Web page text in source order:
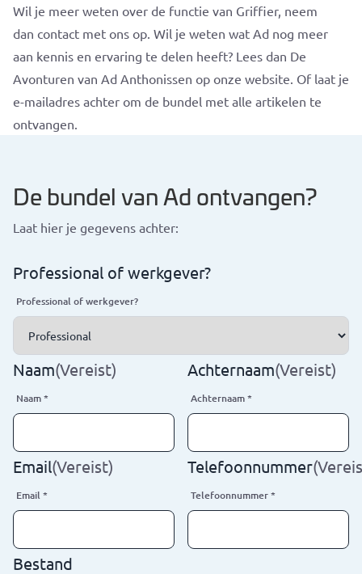
Wil je meer weten over de functie van Griffier, neem
dan contact met ons op. Wil je weten wat Ad nog meer
aan kennis en ervaring te delen heeft? Lees dan De
Avonturen van Ad Anthonissen op onze website. Of laat je
e-mailadres achter om de bundel met alle artikelen te
ontvangen.
De bundel van Ad ontvangen?
Laat hier je gegevens achter:
Professional of werkgever?
Professional of werkgever?
Naam(Vereist)
Naam*
Achternaam(Vereist)
Achternaam*
Email(Vereist)
Email*
Telefoonnummer
Telefoonnummer*
Bestand